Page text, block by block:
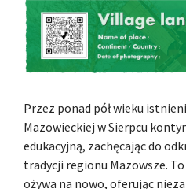
Przez ponad pół wieku
Mazowieckiej w Sierpcu
edukacyjną, zachęcając do
tradycji regionu Mazowsze.
ożywa na nowo, oferując